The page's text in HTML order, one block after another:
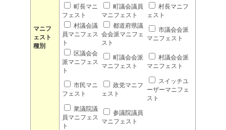
マニフ
ェスト
種別
町長マニ
フェスト
町議会議員
マニフェスト
村長マニフ
ェスト
村議会議
員マニフェス
ト
都道府県議
会会派マニフェ
スト
市議会会派
マニフェスト
区議会会
派マニフェス
ト
町議会会派
マニフェスト
村議会会派
マニフェスト
市民マニ
フェスト
政党マニフ
ェスト
スイッチユ
ーザーマニフェ
スト
衆議院議
員マニフェス
ト
参議院議員
マニフェスト